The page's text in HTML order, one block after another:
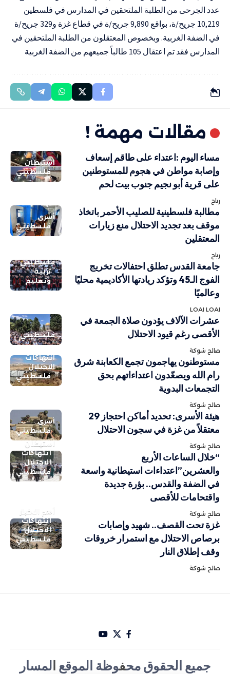
عدد الجرحى من الطلبة الملتحقين في المدارس في فلسطين
10,219 جريح/ة، بواقع 9,890 جريح/ة في قطاع غزة و329 جريح/ة
في الضفة الغربية. وبخصوص المعتقلون من الطلبة الملتحقين في
المدارس فقد تم اعتقال 105 طالباً جميعهم من الضفة الغربية
مقالات مهمة !
استيطان
فلسطيني
مساء اليوم :اعتداء على طاقم إسعاف
وإصابة مواطن في هجوم للمستوطنين
على قرية أبو نجيم جنوب بيت لحم
رباح
أسرى
فلسطيني
مطالبة فلسطينية للصليب الأحمر باتخاذ
موقف بعد تجديد الاحتلال منع زيارات
المعتقلين
رباح
فلسطيني
تربية
وتعليم
جامعة القدس تطلق احتفالات تخريج
الفوج الـ45 وتؤكد ريادتها الأكاديمية محليًا
وعالميًا
LOAI LOAI
فلسطيني
عشرات الآلاف يؤدون صلاة الجمعة في
الأقصى رغم قيود الاحتلال
صالح شوكة
انتهاكات
الاحتلال
فلسطيني
مستوطنون يهاجمون تجمع الكعابنة شرق
رام الله ويصعّدون اعتداءاتهم بحق
التجمعات البدوية
صالح شوكة
أسرى
فلسطيني
هيئة الأسرى: تحديد أماكن احتجاز 29
معتقلاً من غزة في سجون الاحتلال
صالح شوكة
استيطان
انتهاكات
الاحتلال
فلسطيني
“خلال الساعات الأربع
والعشرين”اعتداءات استيطانية واسعة
في الضفة والقدس.. بؤرة جديدة
واقتحامات للأقصى
صالح شوكة
أهم الاخبار
انتهاكات
الاحتلال
فلسطيني
غزة تحت القصف.. شهيد وإصابات
برصاص الاحتلال مع استمرار خروقات
وقف إطلاق النار
صالح شوكة
جميع الحقوق محفوظة الموقع المسار